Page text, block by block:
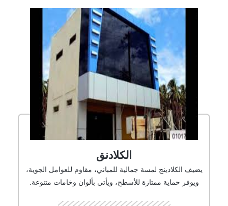
الكلادنق
يضيف الكلادينج لمسة جمالية للمباني، مقاوم للعوامل الجوية،
ويوفر حماية ممتازة للأسطح، ويأتي بألوان وخامات متنوعة.